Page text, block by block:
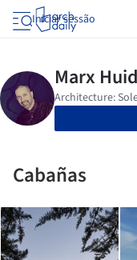
Iniciar sessão
Cabañas